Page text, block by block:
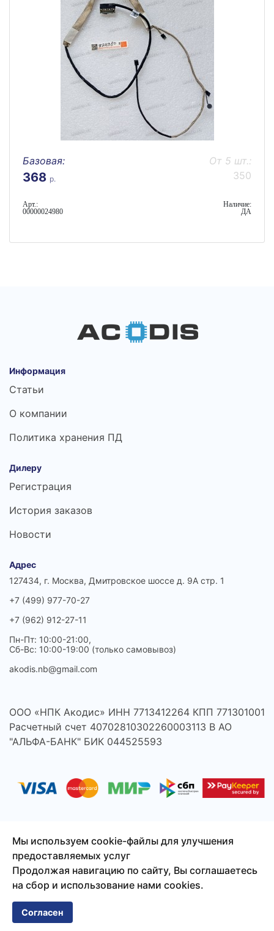
Базовая:
368 р.
От 5 шт.:
350
Арт.:
00000024980
Наличие:
ДА
Информация
Статьи
О компании
Политика хранения ПД
Дилеру
Регистрация
История заказов
Новости
Адрес
127434, г. Москва, Дмитровское шоссе д. 9А стр. 1
+7 (499) 977-70-27
+7 (962) 912-27-11
Пн-Пт: 10:00-21:00,
Сб-Вс: 10:00-19:00 (только самовывоз)
akodis.nb@gmail.com
ООО «НПК Акодис» ИНН 7713412264 КПП 771301001
Расчетный счет 40702810302260003113 В АО
"АЛЬФА-БАНК" БИК 044525593
© 2026 Акодис - продажа компонентов для телефонов,
ноутбуков, планшетов и другой техники.
Сайт создан
Мы используем cookie-файлы для улучшения
предоставляемых услуг
Продолжая навигацию по сайту, Вы соглашаетесь
на сбор и использование нами cookies.
Согласен